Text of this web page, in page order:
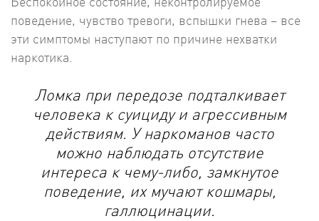
поведение, чувство тревоги, вспышки гнева – все
эти симптомы наступают по причине нехватки
наркотика.
Ломка при передозе подталкивает
человека к суициду и агрессивным
действиям. У наркоманов часто
можно наблюдать отсутствие
интереса к чему-либо, замкнутое
поведение, их мучают кошмары,
галлюцинации.